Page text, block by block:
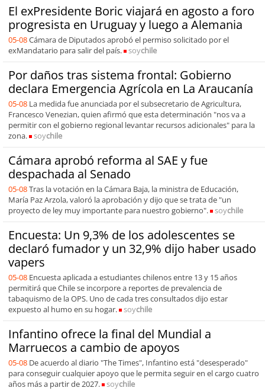
El exPresidente Boric viajará en agosto a foro
progresista en Uruguay y luego a Alemania
05-08Cámara de Diputados aprobó el permiso solicitado por el
exMandatario para salir del país.
soychile
Por daños tras sistema frontal: Gobierno
declara Emergencia Agrícola en La Araucanía
05-08 La medida fue anunciada por el subsecretario de Agricultura,
Francesco Venezian, quien afirmó que esta determinación "nos va a
permitir con el gobierno regional levantar recursos adicionales" para la
zona.
soychile
Cámara aprobó reforma al SAE y fue
despachada al Senado
05-08Tras la votación en la Cámara Baja, la ministra de Educación,
María Paz Arzola, valoró la aprobación y dijo que se trata de "un
proyecto de ley muy importante para nuestro gobierno".
soychile
Encuesta: Un 9,3% de los adolescentes se
declaró fumador y un 32,9% dijo haber usado
vapers
05-08 Encuesta aplicada a estudiantes chilenos entre 13 y 15 años
permitirá que Chile se incorpore a reportes de prevalencia de
tabaquismo de la OPS. Uno de cada tres consultados dijo estar
expuesto al humo en su hogar.
soychile
Infantino ofrece la final del Mundial a
Marruecos a cambio de apoyos
05-08 De acuerdo al diario "The Times", Infantino está "desesperado"
para conseguir cualquier apoyo que le permita seguir en el cargo cuatro
años más a partir de 2027.
soychile